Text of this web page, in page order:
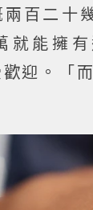
百二十
就能擁
迎。「